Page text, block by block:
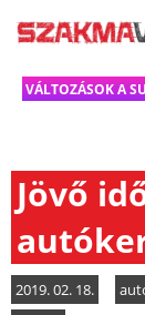
VÁLTOZÁSOK A
Jövő
2019. 02. 18.